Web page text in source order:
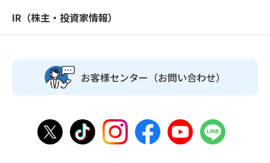
IR（株主・投資家情報）
お客様センター （お問い合わせ）